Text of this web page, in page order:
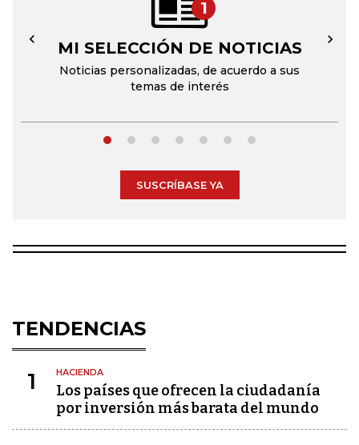
1
MI SELECCIÓN DE NOTICIAS
Noticias personalizadas, de acuerdo a sus
temas de interés
← →
SUSCRÍBASE YA
TENDENCIAS
1 HACIENDA
Los países que ofrecen la ciudadanía
por inversión más barata del mundo